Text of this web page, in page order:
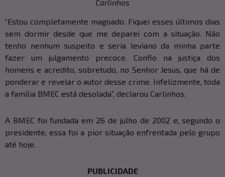
Carlinhos
“Estou completamente magoado. Fiquei esses últimos dias
sem dormir desde que me deparei com a situação. Não
tenho nenhum suspeito e seria leviano da minha parte
fazer um julgamento precoce. Confio na justiça dos
homens e acredito, sobretudo, no Senhor Jesus, que há de
ponderar e revelar o autor desse crime. Infelizmente, toda
a família BMEC está desolada”, declarou Carlinhos.
A BMEC foi fundada em 26 de julho de 2002 e, segundo o
presidente, essa foi a pior situação enfrentada pelo grupo
até hoje.
PUBLICIDADE